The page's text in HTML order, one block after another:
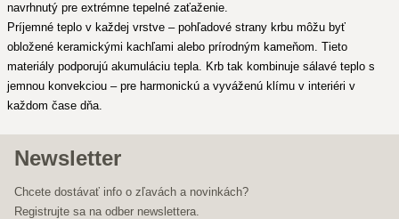
navrhnutý pre extrémne tepelné zaťaženie.
Príjemné teplo v každej vrstve – pohľadové strany krbu môžu byť
obložené keramickými kachľami alebo prírodným kameňom. Tieto
materiály podporujú akumuláciu tepla. Krb tak kombinuje sálavé teplo s
jemnou konvekciou – pre harmonickú a vyváženú klímu v interiéri v
každom čase dňa.
Newsletter
Chcete dostávať info o zľavách a novinkách?
Registrujte sa na odber newslettera.